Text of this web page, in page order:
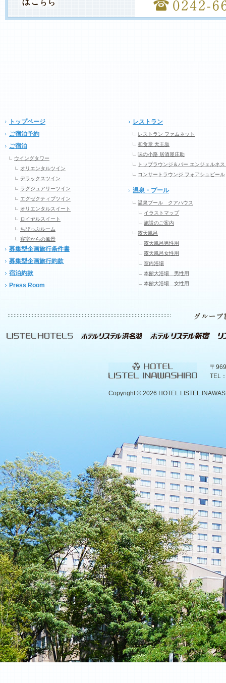
トップページ
ご宿泊予約
ご宿泊
ウイングタワー
オリエンタルツイン
デラックスツイン
ラグジュアリーツイン
エグゼクティブツイン
オリエンタルスイート
ロイヤルスイート
ちびっぷルーム
客室からの風景
募集型企画旅行条件書
募集型企画旅行約款
宿泊約款
Press Room
レストラン
レストラン ファムネット
和食堂 天王坂
味の小路 居酒屋庄助
トップラウンジ＆バー エンジェルネス
コンサートラウンジ フォアシュピール
温泉・プール
温泉プール クアハウス
イラストマップ
施設のご案内
露天風呂
露天風呂男性用
露天風呂女性用
室内浴場
本館大浴場 男性用
本館大浴場 女性用
〒
TEL
Copyright © 2026 HOTEL LISTEL